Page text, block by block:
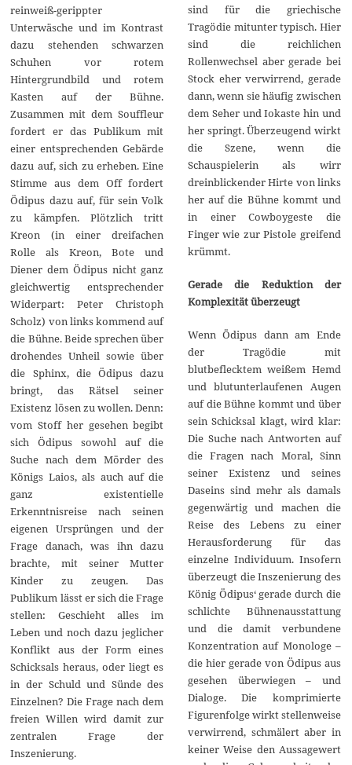
reinweiß-gerippter
Unterwäsche und im Kontrast
dazu stehenden schwarzen
Schuhen vor rotem
Hintergrundbild und rotem
Kasten auf der Bühne.
Zusammen mit dem Souffleur
fordert er das Publikum mit
einer entsprechenden Gebärde
dazu auf, sich zu erheben. Eine
Stimme aus dem Off fordert
Ödipus dazu auf, für sein Volk
zu kämpfen. Plötzlich tritt
Kreon (in einer dreifachen
Rolle als Kreon, Bote und
Diener dem Ödipus nicht ganz
gleichwertig entsprechender
Widerpart: Peter Christoph
Scholz) von links kommend auf
die Bühne. Beide sprechen über
drohendes Unheil sowie über
die Sphinx, die Ödipus dazu
bringt, das Rätsel seiner
Existenz lösen zu wollen. Denn:
vom Stoff her gesehen begibt
sich Ödipus sowohl auf die
Suche nach dem Mörder des
Königs Laios, als auch auf die
ganz existentielle
Erkenntnisreise nach seinen
eigenen Ursprüngen und der
Frage danach, was ihn dazu
brachte, mit seiner Mutter
Kinder zu zeugen. Das
Publikum lässt er sich die Frage
stellen: Geschieht alles im
Leben und noch dazu jeglicher
Konflikt aus der Form eines
Schicksals heraus, oder liegt es
in der Schuld und Sünde des
Einzelnen? Die Frage nach dem
freien Willen wird damit zur
zentralen Frage der
Inszenierung.
sind für die griechische
Tragödie mitunter typisch. Hier
sind die reichlichen
Rollenwechsel aber gerade bei
Stock eher verwirrend, gerade
dann, wenn sie häufig zwischen
dem Seher und Iokaste hin und
her springt. Überzeugend wirkt
die Szene, wenn die
Schauspielerin als wirr
dreinblickender Hirte von links
her auf die Bühne kommt und
in einer Cowboygeste die
Finger wie zur Pistole greifend
krümmt.
Gerade die Reduktion der
Komplexität überzeugt
Wenn Ödipus dann am Ende
der Tragödie mit
blutbeflecktem weißem Hemd
und blutunterlaufenen Augen
auf die Bühne kommt und über
sein Schicksal klagt, wird klar:
Die Suche nach Antworten auf
die Fragen nach Moral, Sinn
seiner Existenz und seines
Daseins sind mehr als damals
gegenwärtig und machen die
Reise des Lebens zu einer
Herausforderung für das
einzelne Individuum. Insofern
überzeugt die Inszenierung des
König Ödipus‘ gerade durch die
schlichte Bühnenausstattung
und die damit verbundene
Konzentration auf Monologe –
die hier gerade von Ödipus aus
gesehen überwiegen – und
Dialoge. Die komprimierte
Figurenfolge wirkt stellenweise
verwirrend, schmälert aber in
keiner Weise den Aussagewert